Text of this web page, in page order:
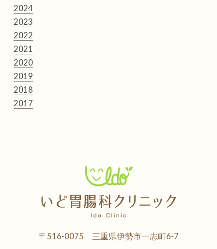
2024
2023
2022
2021
2020
2019
2018
2017
〒516-0075 三重県伊勢市一志町6-7